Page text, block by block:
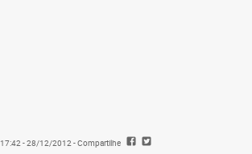
17:42 - 28/12/2012 - Compartilhe